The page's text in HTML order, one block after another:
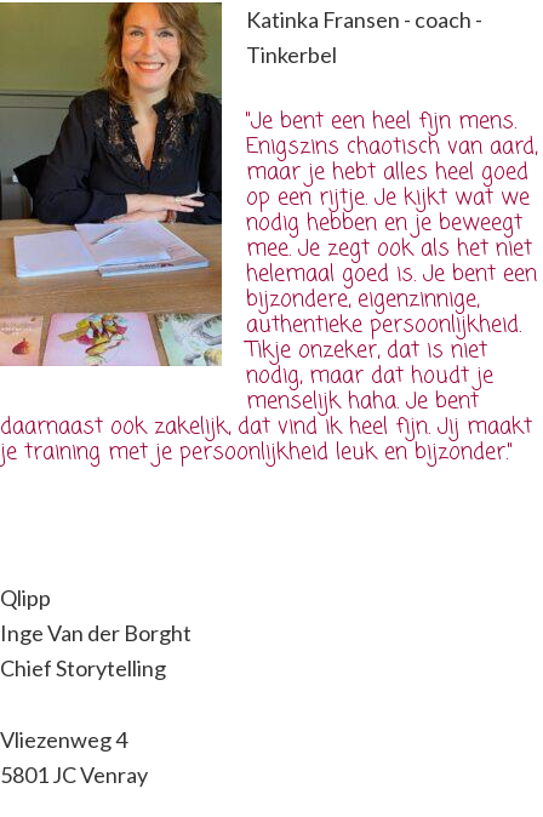
Katinka Fransen - coach -
Tinkerbel
"Je bent een heel fijn mens.
Enigszins chaotisch van aard,
maar je hebt alles heel goed
op een rijtje. Je kijkt wat we
nodig hebben en je beweegt
mee. Je zegt ook als het niet
helemaal goed is. Je bent een
bijzondere, eigenzinnige,
authentieke persoonlijkheid.
Tikje onzeker, dat is niet
nodig, maar dat houdt je
menselijk haha. Je bent
daarnaast ook zakelijk, dat vind ik heel fijn. Jij maakt
je training met je persoonlijkheid leuk en bijzonder."
Qlipp
Inge Van der Borght
Chief Storytelling
Vliezenweg 4
5801 JC Venray